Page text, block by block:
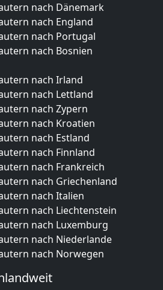
nach Dänemark
nach England
nach Portugal
nach Bosnien
nach Irland
nach Lettland
nach Zypern
nach Kroatien
nach Estland
nach Finnland
nach Frankreich
nach Griechenland
nach Italien
nach Liechtenstein
nach Luxemburg
nach Niederlande
nach Norwegen